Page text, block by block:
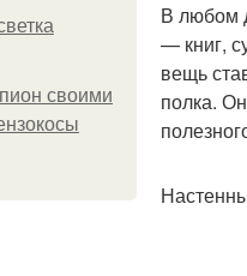
своими
В любом
— книг,
вещь
полка.